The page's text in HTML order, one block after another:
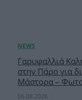
Γαρυφαλλιά
στην Πάρο για
Μάστορα –
06.08.2026